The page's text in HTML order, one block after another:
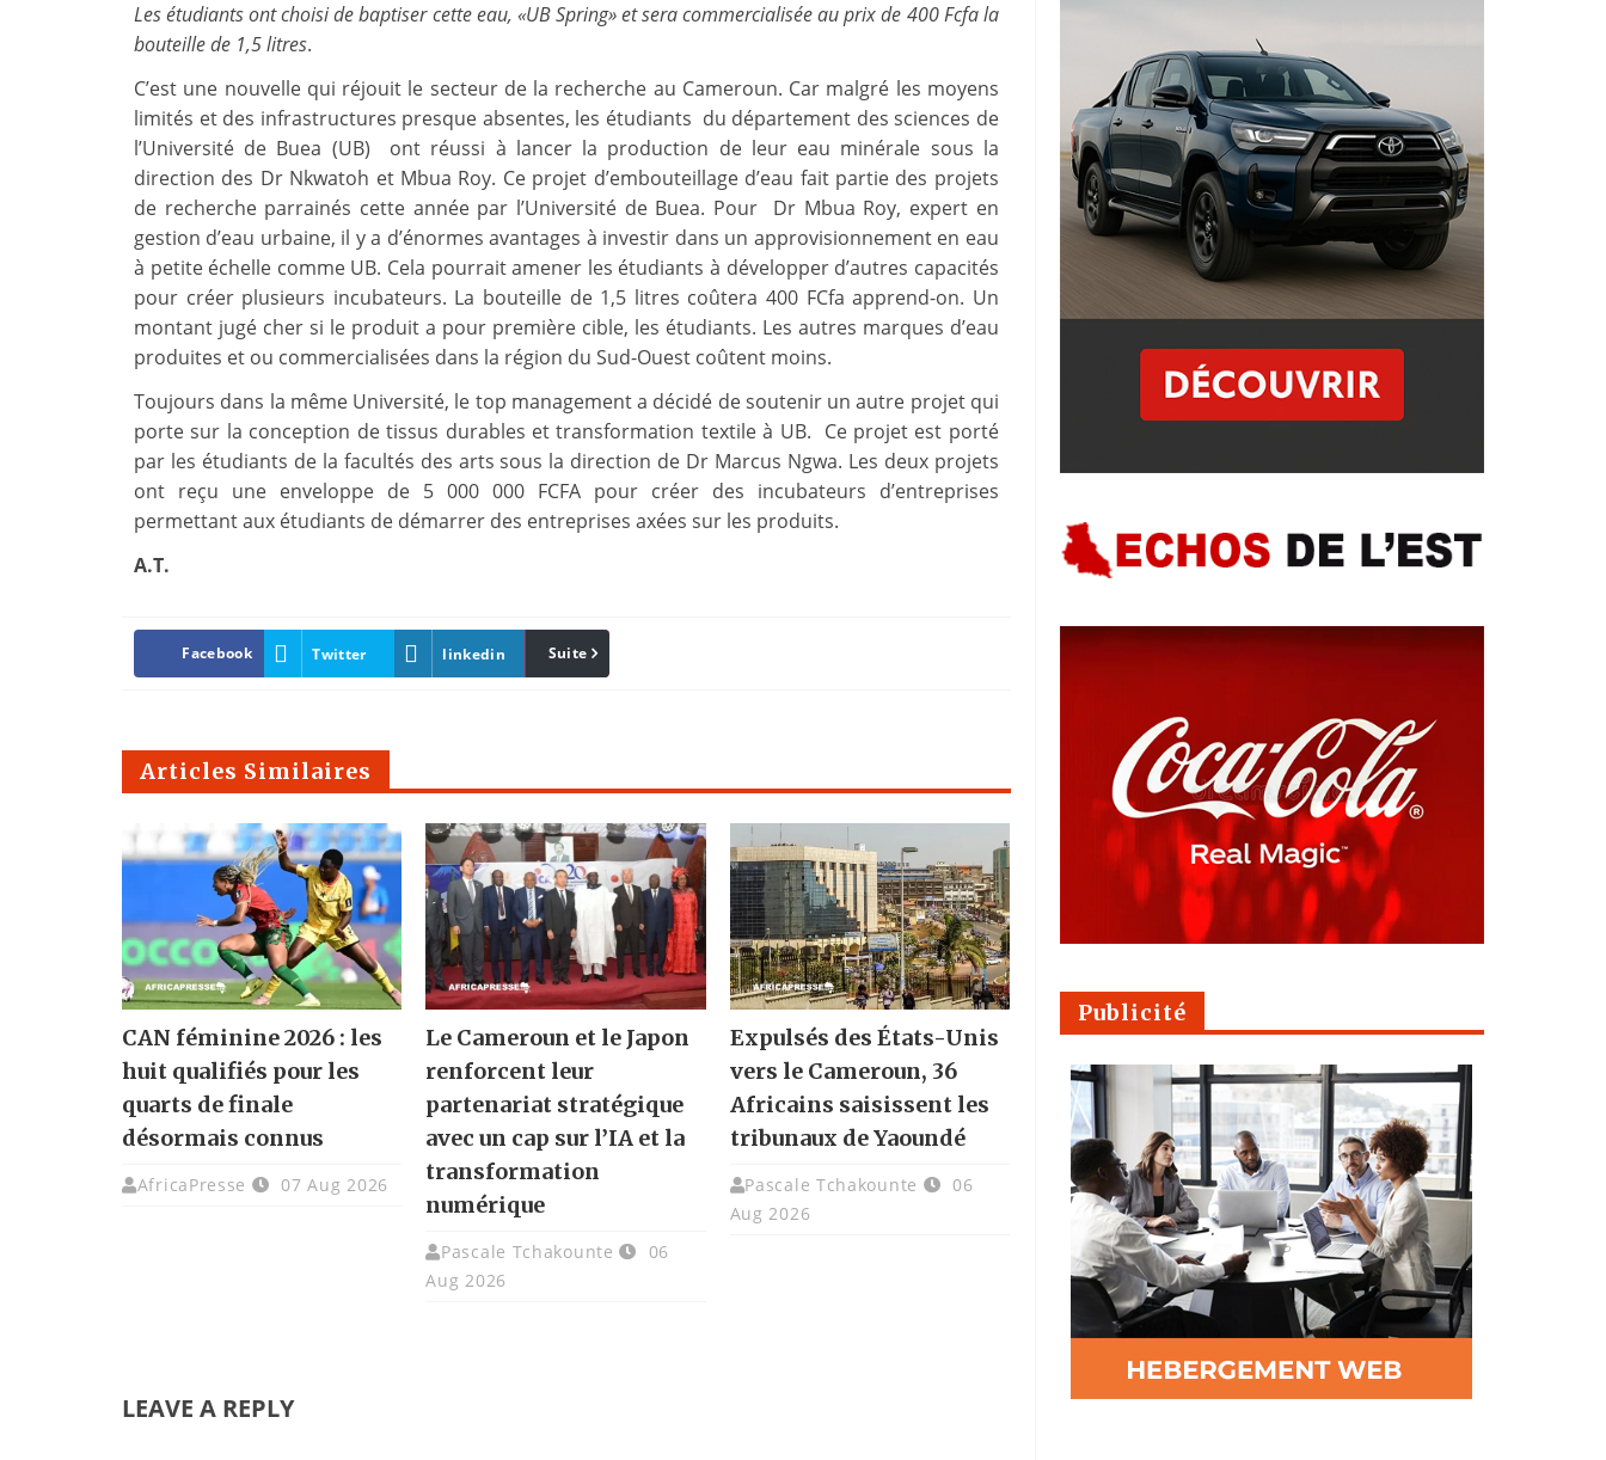
Les étudiants ont choisi de baptiser cette eau, «UB Spring» et sera commercialisée au prix de 400 Fcfa la
bouteille de 1,5 litres.
C’est une nouvelle qui réjouit le secteur de la recherche au Cameroun. Car malgré les moyens
limités et des infrastructures presque absentes, les étudiants du département des sciences de
l’Université de Buea (UB) ont réussi à lancer la production de leur eau minérale sous la
direction des Dr Nkwatoh et Mbua Roy. Ce projet d’embouteillage d’eau fait partie des projets
de recherche parrainés cette année par l’Université de Buea. Pour Dr Mbua Roy, expert en
gestion d’eau urbaine, il y a d’énormes avantages à investir dans un approvisionnement en eau
à petite échelle comme UB. Cela pourrait amener les étudiants à développer d’autres capacités
pour créer plusieurs incubateurs. La bouteille de 1,5 litres coûtera 400 FCfa apprend-on. Un
montant jugé cher si le produit a pour première cible, les étudiants. Les autres marques d’eau
produites et ou commercialisées dans la région du Sud-Ouest coûtent moins.
Toujours dans la même Université, le top management a décidé de soutenir un autre projet qui
porte sur la conception de tissus durables et transformation textile à UB. Ce projet est porté
par les étudiants de la facultés des arts sous la direction de Dr Marcus Ngwa. Les deux projets
ont reçu une enveloppe de 5 000 000 FCFA pour créer des incubateurs d’entreprises
permettant aux étudiants de démarrer des entreprises axées sur les produits.
A.T.
Facebook Twitter linkedin Pinterest
Suite
Articles Similaires
CAN féminine 2026 : les
huit qualifiés pour les
quarts de finale
désormais connus
AfricaPresse 07 Aug 2026
Le Cameroun et le Japon
renforcent leur
partenariat stratégique
avec un cap sur l’IA et la
transformation
numérique
Pascale Tchakounte
06
Aug 2026
Expulsés des États-Unis
vers le Cameroun, 36
Africains saisissent les
tribunaux de Yaoundé
Pascale Tchakounte
06
Aug 2026
LEAVE A REPLY
Publicité